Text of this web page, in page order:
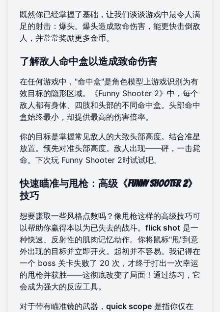
既然你已经掌握了基础，让我们谈谈游戏中最令人满
足的射击：爆头。爆头造成致命伤害，能更快击倒敌
人，并常常奖励更多金币。
了解敌人命中盒以造成致命伤害
在任何游戏中，"命中盒"是角色模型上游戏识别为有
效目标的隐形区域。《Funny Shooter 2》中，每个
敌人都有身体、四肢和头部的不同命中盒。头部命中
盒始终最小，却提供最高的伤害倍率。
你的目标是掌握常见敌人的大致头部高度。结合准星
放置。预先对准头部高度。敌人出现——砰，一击毙
命。下次玩 Funny Shooter 2时试试吧。
快速瞄准与甩枪：高级《Funny Shooter 2》
技巧
想要赚取一些风格点数吗？像甩枪这样的高级技巧可
以帮助你赢得本以为已失去的战斗。 flick shot 是一
种快速、反射性的肌肉记忆动作。你将鼠标"甩"到意
外出现的目标并立即开火。起初并不容易。我记得在
一个 boss 关卡失败了 20 次，才终于打出一次幸运
的甩枪并获胜——这彻底改变了局面！通过练习，它
会成为强大的反应工具。
对于带有瞄准镜的武器， quick scope 是指你仅在